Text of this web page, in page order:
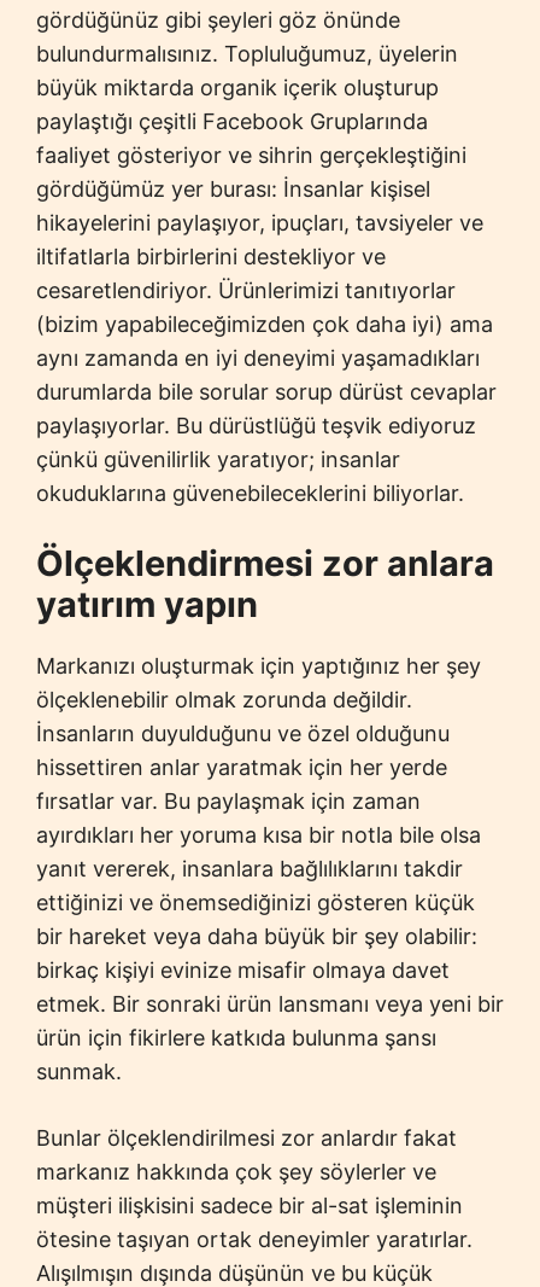
gördüğünüz gibi şeyleri göz önünde
bulundurmalısınız. Topluluğumuz, üyelerin
büyük miktarda organik içerik oluşturup
paylaştığı çeşitli Facebook Gruplarında
faaliyet gösteriyor ve sihrin gerçekleştiğini
gördüğümüz yer burası: İnsanlar kişisel
hikayelerini paylaşıyor, ipuçları, tavsiyeler ve
iltifatlarla birbirlerini destekliyor ve
cesaretlendiriyor. Ürünlerimizi tanıtıyorlar
(bizim yapabileceğimizden çok daha iyi) ama
aynı zamanda en iyi deneyimi yaşamadıkları
durumlarda bile sorular sorup dürüst cevaplar
paylaşıyorlar. Bu dürüstlüğü teşvik ediyoruz
çünkü güvenilirlik yaratıyor; insanlar
okuduklarına güvenebileceklerini biliyorlar.
Ölçeklendirmesi zor anlara
yatırım yapın
Markanızı oluşturmak için yaptığınız her şey
ölçeklenebilir olmak zorunda değildir.
İnsanların duyulduğunu ve özel olduğunu
hissettiren anlar yaratmak için her yerde
fırsatlar var. Bu paylaşmak için zaman
ayırdıkları her yoruma kısa bir notla bile olsa
yanıt vererek, insanlara bağlılıklarını takdir
ettiğinizi ve önemsediğinizi gösteren küçük
bir hareket veya daha büyük bir şey olabilir:
birkaç kişiyi evinize misafir olmaya davet
etmek. Bir sonraki ürün lansmanı veya yeni bir
ürün için fikirlere katkıda bulunma şansı
sunmak.
Bunlar ölçeklendirilmesi zor anlardır fakat
markanız hakkında çok şey söylerler ve
müşteri ilişkisini sadece bir al-sat işleminin
ötesine taşıyan ortak deneyimler yaratırlar.
Alışılmışın dışında düşünün ve bu küçük